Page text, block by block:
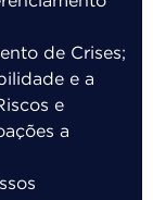
de Crises;
e a
e
a